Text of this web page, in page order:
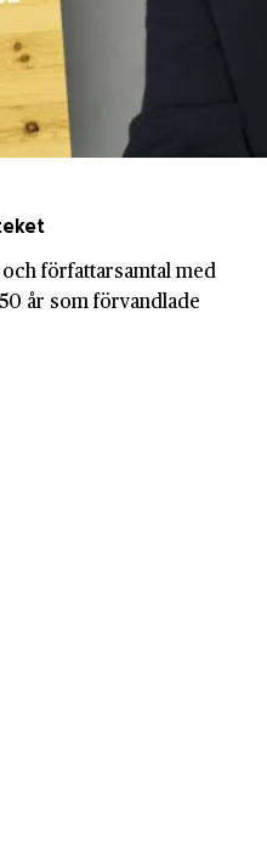
författarsamtal med
år som förvandlade